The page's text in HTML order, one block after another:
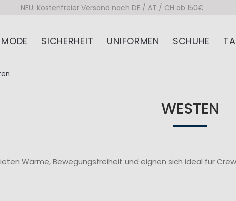
NEU: Kostenfreier Versand nach DE / AT / CH ab 150€
MODE SICHERHEIT UNIFORMEN SCHUHE
WESTEN
Wärme, Bewegungsfreiheit und eignen sich ideal für